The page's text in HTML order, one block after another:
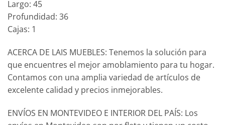
Largo: 45
Profundidad: 36
Cajas: 1
ACERCA DE LAIS MUEBLES: Tenemos la solución para
que encuentres el mejor amoblamiento para tu hogar.
Contamos con una amplia variedad de artículos de
excelente calidad y precios inmejorables.
ENVÍOS EN MONTEVIDEO E INTERIOR DEL PAÍS: Los